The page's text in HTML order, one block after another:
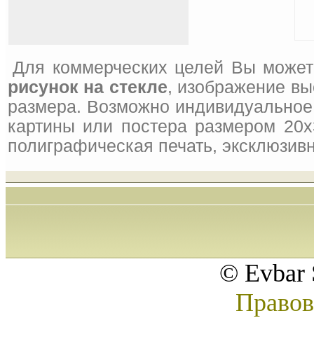
Для коммерческих целей Вы
рисунок на стекле, изображение
размера. Возможно
картины или постера размером
полиграфическая печать,
© Evbar